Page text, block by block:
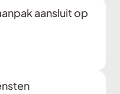
aansluit op